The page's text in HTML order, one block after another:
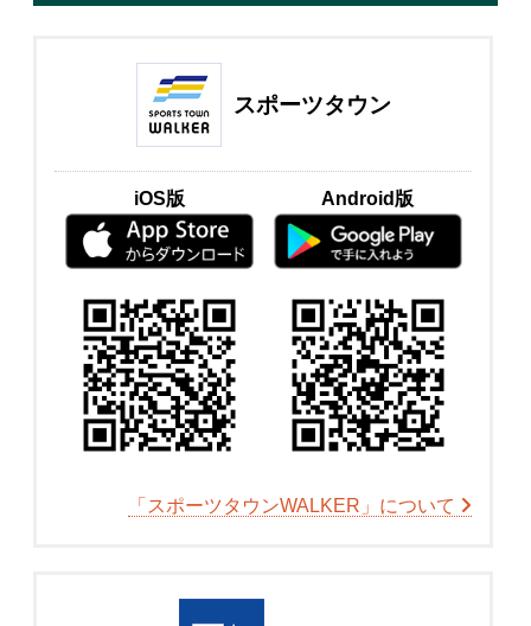
スポーツタウン
iOS版 Android版
「スポーツタウンWALKER」について